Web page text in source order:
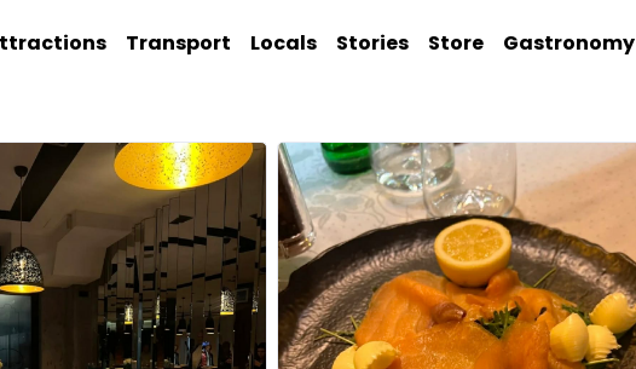
Transport Locals Stories Store Gastronomy